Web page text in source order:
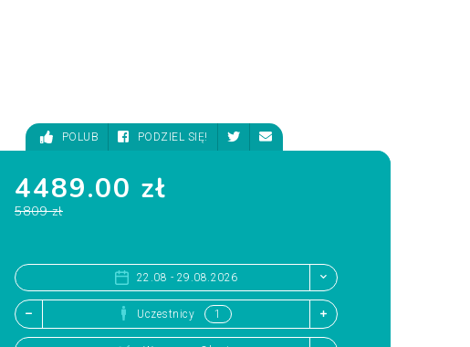
POLUB PODZIEL SIĘ!
4489.00 zł
5809 zł
22.08 - 29.08.2026
Uczestnicy